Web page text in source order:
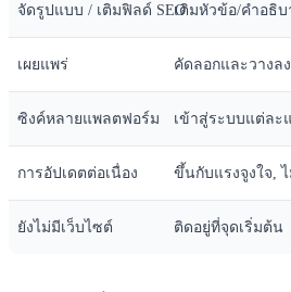
จัดรูปแบบ / เติมฟิลด์ SEOเติมหัวข้อ/คำอธิบ
เผยแพร่ คัดลอกและวางลง
ซิงค์หลายแพลตฟอร์ม เข้าสู่ระบบแต่ล
การอัปเดตต่อเนื่อง ขึ้นกับแรงจูงใจ,
ยังไม่มีเว็บไซต์ ติดอยู่ที่จุดเริ่มต้น